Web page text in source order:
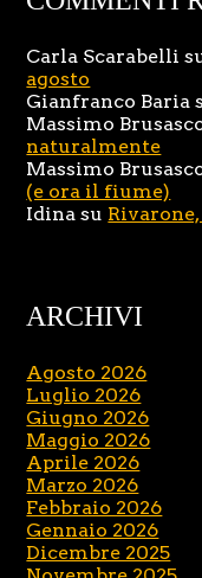
Carla Scarabelli
agosto
Gianfranco Baria
Massimo
naturalmente
Massimo
(e ora il fiume)
Idina su
ARCHIVI
Agosto 2026
Luglio 2026
Giugno 2026
Maggio 2026
Aprile 2026
Marzo 2026
Febbraio 2026
Gennaio 2026
Dicembre 2025